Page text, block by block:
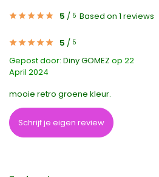
5 / 5 Based on 1 reviews
5 / 5
Gepost door: Diny GOMEZ op 22
April 2024
mooie retro groene kleur.
Schrijf je eigen review